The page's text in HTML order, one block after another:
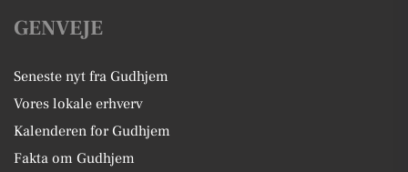
GENVEJE
Seneste nyt fra Gudhjem
Vores lokale erhverv
Kalenderen for Gudhjem
Fakta om Gudhjem